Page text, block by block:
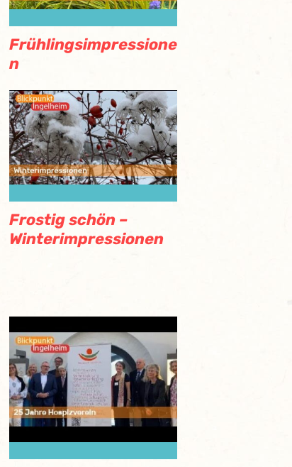
Frühlingsimpressione
n
Frostig schön –
Winterimpressionen